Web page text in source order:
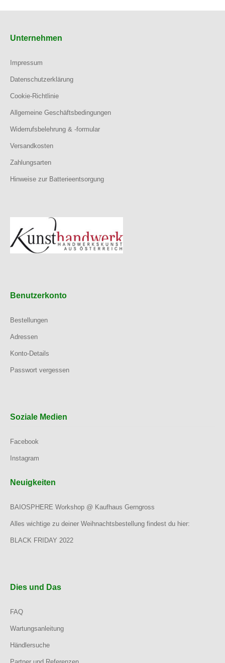
Unternehmen
Impressum
Datenschutzerklärung
Cookie-Richtlinie
Allgemeine Geschäftsbedingungen
Widerrufsbelehrung & -formular
Versandkosten
Zahlungsarten
Hinweise zur Batterieentsorgung
Benutzerkonto
Bestellungen
Adressen
Konto-Details
Passwort vergessen
Soziale Medien
Facebook
Instagram
Neuigkeiten
BAIOSPHERE Workshop @ Kaufhaus Gerngross
Alles wichtige zu deiner Weihnachtsbestellung findest du hier:
BLACK FRIDAY 2022
Dies und Das
FAQ
Wartungsanleitung
Händlersuche